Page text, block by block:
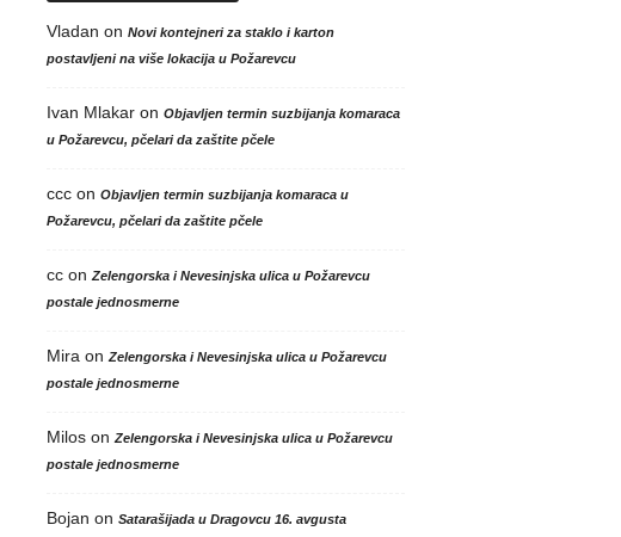
Vladan on Novi kontejneri za staklo i karton
postavljeni na više lokacija u Požarevcu
Ivan Mlakaron Objavljen termin suzbijanja komaraca
u Požarevcu, pčelari da zaštite pčele
cccon Objavljen termin suzbijanja komaraca u
Požarevcu, pčelari da zaštite pčele
ccon Zelengorska i Nevesinjska ulica u Požarevcu
postale jednosmerne
Mira on Zelengorska i Nevesinjska ulica u Požarevcu
postale jednosmerne
Miloson Zelengorska i Nevesinjska ulica u Požarevcu
postale jednosmerne
Bojan on Satarašijada u Dragovcu 16. avgusta